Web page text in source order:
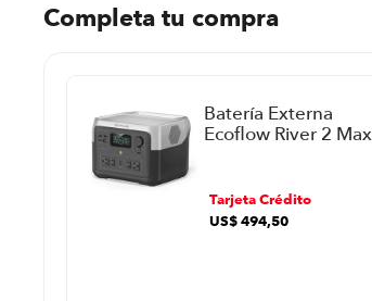
Completa tu compra
Batería Externa
Ecoflow River 2 Max
Tarjeta Crédito
US$ 494,50